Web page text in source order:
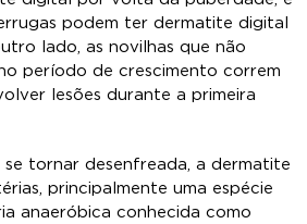
podem ter dermatite digital
lado, as novilhas que não
período de crescimento correm
lesões durante a primeira
se tornar desenfreada, a dermatite
principalmente uma espécie
anaeróbica conhecida como